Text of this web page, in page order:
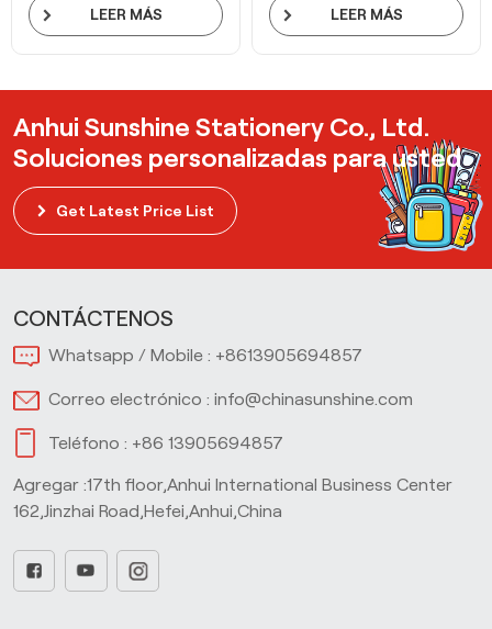
LEER MÁS LEER MÁS
Anhui Sunshine Stationery Co., Ltd.
Soluciones personalizadas para usted
Get Latest Price List
CONTÁCTENOS
Whatsapp / Mobile : +8613905694857
Correo electrónico : info@chinasunshine.com
Teléfono : +86 13905694857
Agregar :17th floor,Anhui International Business Center
162,Jinzhai Road,Hefei,Anhui,China